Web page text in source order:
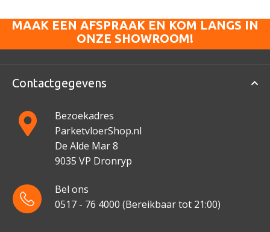
MAAK EEN AFSPRAAK EN KOM LANGS IN
ONZE SHOWROOM!
Contactgegevens
Bezoekadres
ParketvloerShop.nl
De Alde Mar 8
9035 VP Dronryp
Bel ons
0517 - 76 4000 (Bereikbaar tot 21:00)